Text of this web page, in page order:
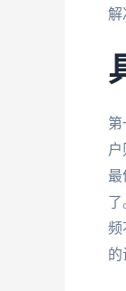
解
第
最
了
频
的